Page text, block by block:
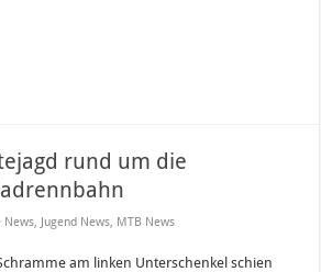
rund um die
News, Jugend News, MTB News
am linken Unterschenkel schien